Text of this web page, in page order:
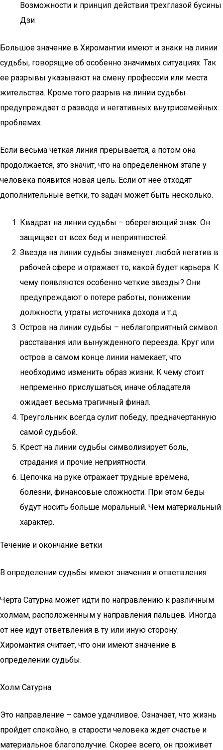
Возможности и принцип действия трехглазой бусины
Дзи
Большое значение в Хиромантии имеют и знаки на линии
судьбы, говорящие об особенно значимых ситуациях. Так
ее разрывы указывают на смену профессии или места
жительства. Кроме того разрыв на линии судьбы
предупреждает о разводе и негативных внутрисемейных
проблемах.
Если весьма четкая линия прерывается, а потом она
продолжается, это значит, что на определенном этапе у
человека появится новая цель. Если от нее отходят
дополнительные ветки, то задач может быть несколько.
Квадрат на линии судьбы – оберегающий знак. Он
защищает от всех бед и неприятностей.
Звезда на линии судьбы знаменует любой негатив в
рабочей сфере и отражает то, какой будет карьера. К
чему появляются особенно четкие звезды? Они
предупреждают о потере работы, понижении
должности, утраты источника дохода и т.д.
Остров на линии судьбы – неблагоприятный символ
расставания или вынужденного переезда. Круг или
остров в самом конце линии намекает, что
необходимо изменить образ жизни. К чему стоит
непременно прислушаться, иначе обладателя
ожидает весьма трагичный финал.
Треугольник всегда сулит победу, предначертанную
самой судьбой.
Крест на линии судьбы символизирует боль,
страдания и прочие неприятности.
Цепочка на руке отражает трудные времена,
болезни, финансовые сложности. При этом беды
будут носить больше моральный. Чем материальный
характер.
Течение и окончание ветки
В определении судьбы имеют значения и ответвления
Черта Сатурна может идти по направлению к различным
холмам, расположенным у направления пальцев. Иногда
от нее идут ответвления в ту или иную сторону.
Хиромантия считает, что они имеют значение в
определении судьбы.
Холм Сатурна
Это направление – самое удачливое. Означает, что жизнь
пройдет спокойно, в старости человека ждет счастье и
материальное благополучие. Скорее всего, он проживет